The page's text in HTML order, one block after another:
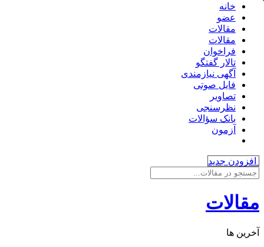
خانه
عضو
مقالات
مقالات
فراخوان‌
تالار گفتگو
آگهی نیازمندی
فایل‌ صوتی
تصاویر
نظرسنجی
بانک سؤالات
آزمون
افزودن جدید
مقالات
آخرین ها